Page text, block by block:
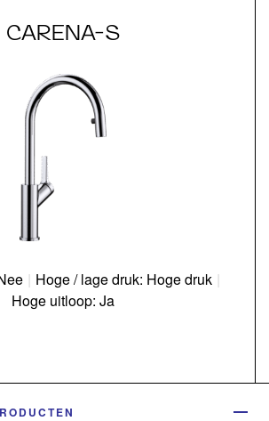
CARENA-S
| Hoge / lage druk: Hoge druk |
Hoge uitloop: Ja